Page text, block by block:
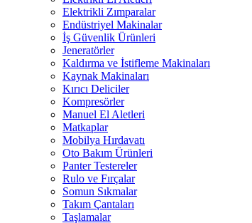
Elektrikli Zımparalar
Endüstriyel Makinalar
İş Güvenlik Ürünleri
Jeneratörler
Kaldırma ve İstifleme Makinaları
Kaynak Makinaları
Kırıcı Deliciler
Kompresörler
Manuel El Aletleri
Matkaplar
Mobilya Hırdavatı
Oto Bakım Ürünleri
Panter Testereler
Rulo ve Fırçalar
Somun Sıkmalar
Takım Çantaları
Taşlamalar